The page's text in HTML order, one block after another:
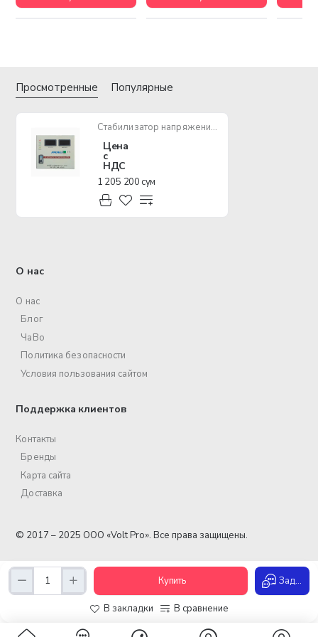
Купить Задать вопрос
В закладки В сравнение
Просмотренные Популярные
Стабилизатор напряжения ANDELI ASV D3000VA 110-250V
Цена
с
НДС
1 205 200 сум
О нас
О нас
Блог
ЧаВо
Политика безопасности
Условия пользования сайтом
Поддержка клиентов
Контакты
Бренды
Карта сайта
Доставка
© 2017 – 2025 ООО «Volt Pro». Все права защищены.